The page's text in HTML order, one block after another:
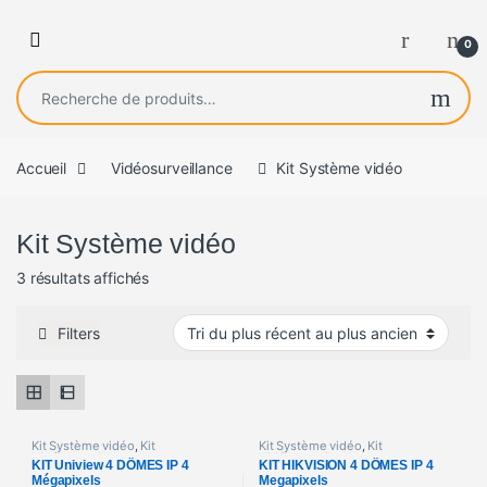
0
Recherche pour :
Accueil Vidéosurveillance Kit Système vidéo
Kit Système vidéo
3 résultats affichésTrié du plus récent au plus ancien
Filters
Kit Système vidéo Kit
Vidéosurveillance
KIT Uniview 4 DÔMES IP 4
Mégapixels
Kit Système vidéo Kit
Vidéosurveillance
KIT HIKVISION 4 DÔMES IP 4
Megapixels